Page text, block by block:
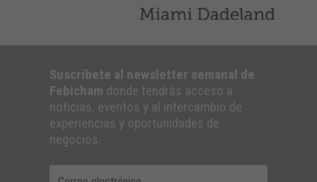
Suscribete al newsletter semanal de
Febicham donde tendrás acceso a
noticias, eventos y al intercambio de
experiencias y oportunidades de
negocios.